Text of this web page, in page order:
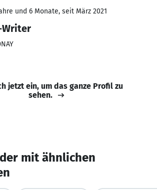
und 6 Monate, seit März 2021
Writer
jetzt ein, um das ganze Profil zu
sehen.
mit ähnlichen